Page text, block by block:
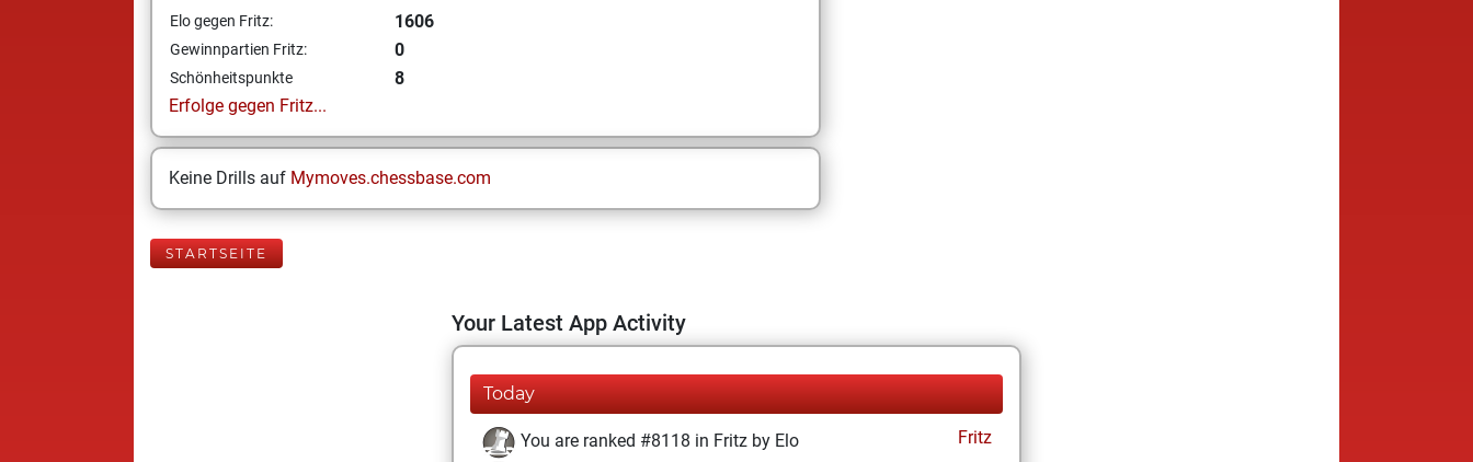
Elo gegen Fritz: 1606
Gewinnpartien Fritz: 0
Schönheitspunkte
8
Erfolge gegen Fritz...
Keine Drills auf Mymoves.chessbase.com
STARTSEITE
Your Latest App Activity
Today
You are ranked #8118 in Fritz by Elo
Fritz